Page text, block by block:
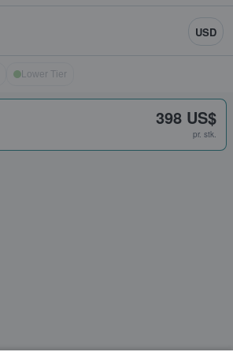
USD
Lower Tier
398 US$
pr. stk.